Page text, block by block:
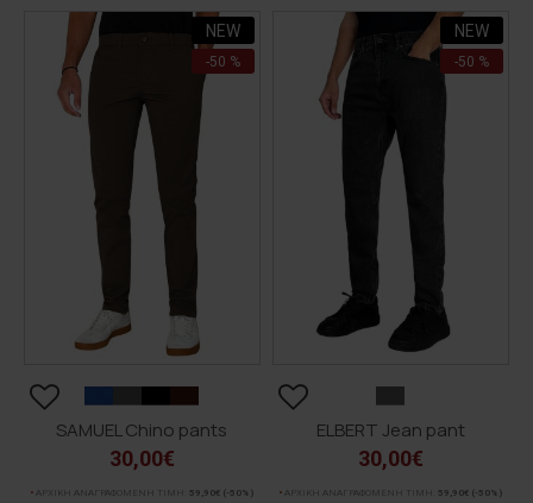
NEW
-50 %
SAMUEL Chino pants
30,00€
ΑΡΧΙΚΗ ΑΝΑΓΡΑΦΟΜΕΝΗ ΤΙΜΗ: 59,90€ (-50%)
NEW
-50 %
ELBERT Jean pant
30,00€
ΑΡΧΙΚΗ ΑΝΑΓΡΑΦΟΜΕΝΗ ΤΙΜΗ: 59,90€ (-50%)